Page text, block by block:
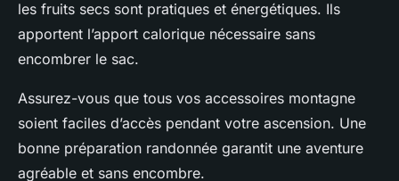
les fruits secs sont pratiques et énergétiques. Ils
apportent l’apport calorique nécessaire sans
encombrer le sac.
Assurez-vous que tous vos accessoires montagne
soient faciles d’accès pendant votre ascension. Une
bonne préparation randonnée garantit une aventure
agréable et sans encombre.